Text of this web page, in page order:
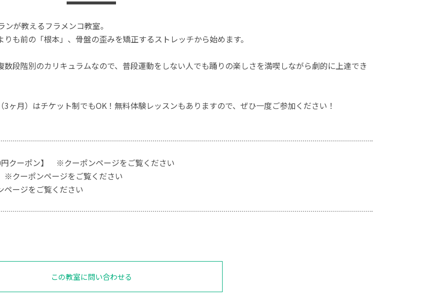
が教えるフラメンコ教室。
も前の「根本」、骨盤の歪みを矯正するストレッチから始めます。
数段階別のカリキュラムなので、普段運動をしない人でも踊りの楽しさを満喫しながら劇的に上達でき
3ヶ月）はチケット制でもOK！無料体験レッスンもありますので、ぜひ一度ご参加ください！
クーポン】 ※クーポンページをご覧ください
クーポンページをご覧ください
ージをご覧ください
この教室に問い合わせる